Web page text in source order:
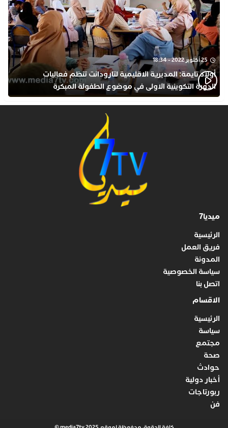
25 أكتوبر 2022 - 18:34
أولاد تايمة: المديرية الاقليمية لتارودانت تنظم فعاليات
الدورة التكوينية الاولى في موضوع الطفولة المبكرة
بمركز التكوين ثانوية الحسن الثاني التأهيلية
ميديا7
الرئيسية
فريق العمل
المدونة
سياسة الخصوصية
اتصل بنا
الاقسام
الرئيسية
سياسة
مجتمع
صحة
حوادث
أخبار دولية
ربورتاجات
فن